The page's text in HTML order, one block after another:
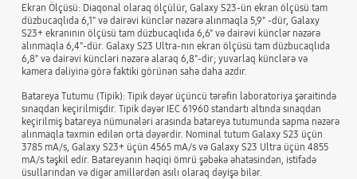
Ekran Ölçüsü: Diaqonal olaraq ölçülür, Galaxy S23-ün ekran ölçüsü tam
düzbucaqlıda 6,1" və dairəvi künclər nəzərə alınmaqla 5,9" -dür, Galaxy
S23+ ekranının ölçüsü tam düzbucaqlıda 6,6" və dairəvi künclər nəzərə
alınmaqla 6,4"-dür. Galaxy S23 Ultra-nın ekran ölçüsü tam düzbucaqlıda
6,8" və dairəvi küncləri nəzərə alaraq 6,8"-dir; yuvarlaq künclərə və
kamera dəliyinə görə faktiki görünən sahə daha azdır.
Batareya Tutumu (Tipik): Tipik dəyər üçüncü tərəfin laboratoriya şəraitində
sınaqdan keçirilmişdir. Tipik dəyər IEC 61960 standartı altında sınaqdan
keçirilmiş batareya nümunələri arasında batareya tutumunda sapma nəzərə
alınmaqla təxmin edilən orta dəyərdir. Nominal tutum Galaxy S23 üçün
3785 mA/s, Galaxy S23+ üçün 4565 mA/s və Galaxy S23 Ultra üçün 4855
mA/s təşkil edir. Batareyanın həqiqi ömrü şəbəkə əhatəsindən, istifadə
üsullarından və digər amillərdən asılı olaraq dəyişə bilər.